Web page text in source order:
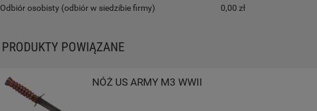
Odbiór osobisty (odbiór w siedzibie firmy) 0,00 zł
PRODUKTY POWIĄZANE
NÓŻ US ARMY M3 WWII